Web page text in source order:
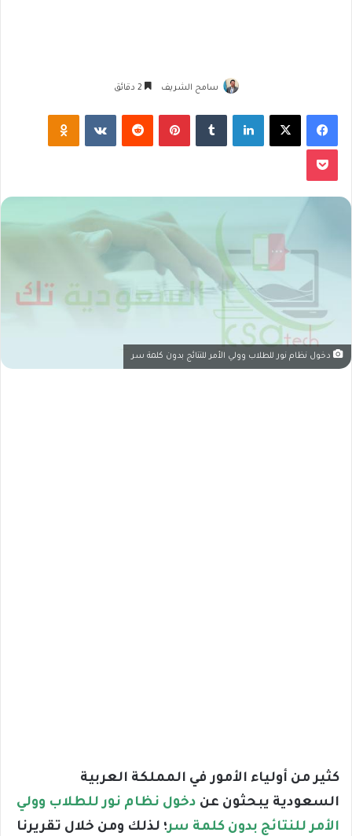
سامح الشريف
فيسبوك لينكدإن بينتيريست
دخول نظام نور للطلاب وولي الأمر للنتائج بدون كلمة سر
كثير من أولياء الأمور في المملكة العربية
السعودية يبحثون عن دخول نظام نور للطلاب وولي
الأمر للنتائج بدون كلمة سر؛ لذلك ومن خلال تقريرنا